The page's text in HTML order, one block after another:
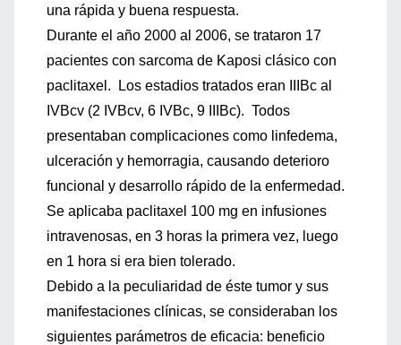
una rápida y buena respuesta.
Durante el año 2000 al 2006, se trataron 17
pacientes con sarcoma de Kaposi clásico con
paclitaxel. Los estadios tratados eran IIIBc al
IVBcv (2 IVBcv, 6 IVBc, 9 IIIBc). Todos
presentaban complicaciones como linfedema,
ulceración y hemorragia, causando deterioro
funcional y desarrollo rápido de la enfermedad.
Se aplicaba paclitaxel 100 mg en infusiones
intravenosas, en 3 horas la primera vez, luego
en 1 hora si era bien tolerado.
Debido a la peculiaridad de éste tumor y sus
manifestaciones clínicas, se consideraban los
siguientes parámetros de eficacia: beneficio